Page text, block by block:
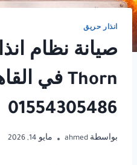
انذار حريق
صيانة نظام
Thorn في القاهرة
01554305486
بواسطة ahmed مايو 14, 2026